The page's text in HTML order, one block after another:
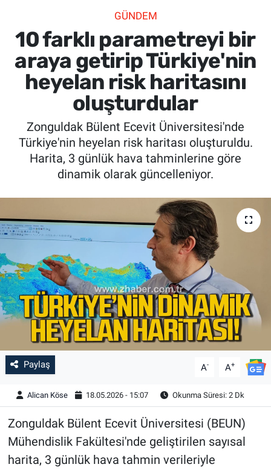
GÜNDEM
10 farklı parametreyi bir
araya getirip Türkiye'nin
heyelan risk haritasını
oluşturdular
Zonguldak Bülent Ecevit Üniversitesi'nde
Türkiye'nin heyelan risk haritası oluşturuldu.
Harita, 3 günlük hava tahminlerine göre
dinamik olarak güncelleniyor.
Paylaş A- A+
Alican Köse 18.05.2026 - 15:07 Okunma Süresi: 2 Dk
Zonguldak Bülent Ecevit Üniversitesi (BEUN)
Mühendislik Fakültesi'nde geliştirilen sayısal
harita, 3 günlük hava tahmin verileriyle
SAĞLIK